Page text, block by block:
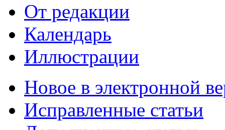
От редакции
Календарь
Иллюстрации
Новое в электронной
Исправленные статьи